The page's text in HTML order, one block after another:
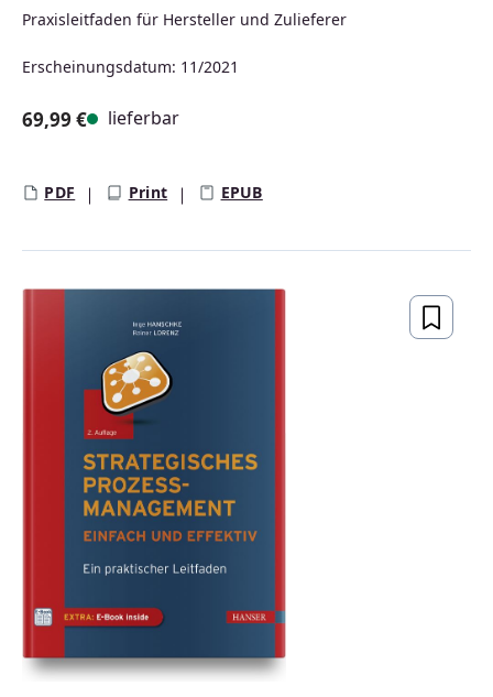
Praxisleitfaden für Hersteller und Zulieferer
Erscheinungsdatum: 11/2021
69,99 € lieferbar
PDF Print EPUB